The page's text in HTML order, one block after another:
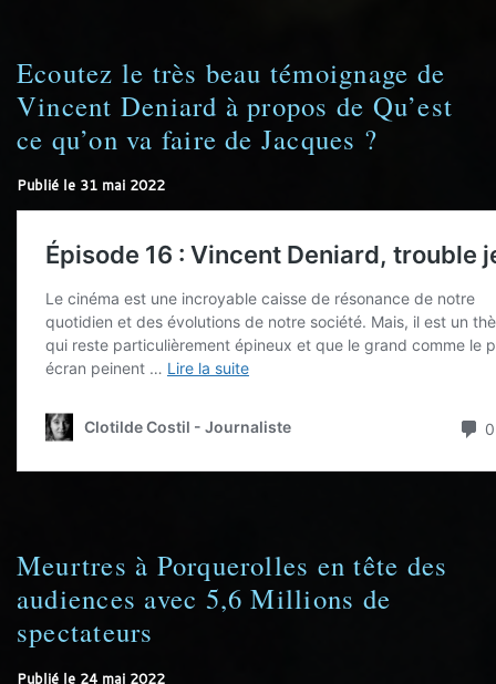
Ecoutez le très beau témoignage de
Vincent Deniard à propos de Qu’est
ce qu’on va faire de Jacques ?
Publié le 31 mai 2022
Meurtres à Porquerolles en tête des
audiences avec 5,6 Millions de
spectateurs
Publié le 24 mai 2022